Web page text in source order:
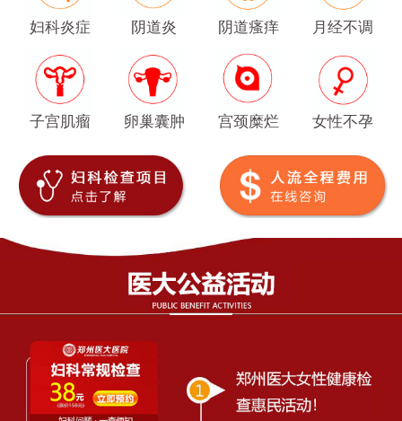
妇科炎症 阴道炎 阴道瘙痒 月经不调
子宫肌瘤 卵巢囊肿 宫颈糜烂 女性不孕